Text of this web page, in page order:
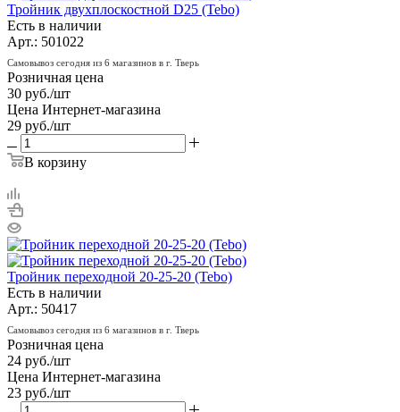
Тройник двухплоскостной D25 (Tebo)
Есть в наличии
Арт.: 501022
Самовывоз сегодня из 6 магазинов в г. Тверь
Розничная цена
30 руб./шт
Цена Интернет-магазина
29 руб./шт
В корзину
Тройник переходной 20-25-20 (Tebo)
Есть в наличии
Арт.: 50417
Самовывоз сегодня из 6 магазинов в г. Тверь
Розничная цена
24 руб./шт
Цена Интернет-магазина
23 руб./шт